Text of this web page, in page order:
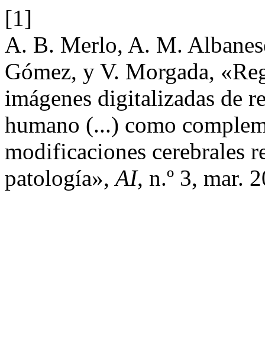
[1]
A. B. Merlo, A. M.
Gómez, y V. Morgada,
imágenes digitalizadas de
humano (...) como
modificaciones cerebrales
patología»,AI, n.º 3, mar.